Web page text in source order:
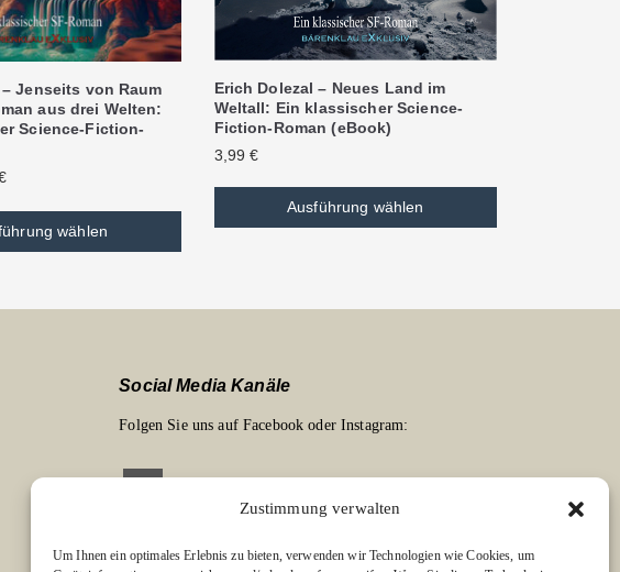
Zustimmung verwalten
Um Ihnen ein optimales Erlebnis zu bieten, verwenden wir Technologien wie Cookies, um
Jenseits von Raum
aus drei Welten:
Science-Fiction-
wählen
Erich Dolezal – Neues Land im
Weltall: Ein klassischer Science-
Fiction-Roman (eBook)
3,99€
Ausführung wählen
Social Media Kanäle
Folgen Sie uns auf Facebook oder Instagram:
Links zu unseren Partnerverlagen